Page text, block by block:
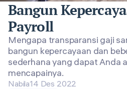
Bangun
Payroll
Mengapa transparansi gaji
bangun kepercayaan dan
sederhana yang dapat Anda
mencapainya.
Nabila14 Des 2022